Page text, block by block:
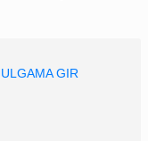
ULGAMA GIR